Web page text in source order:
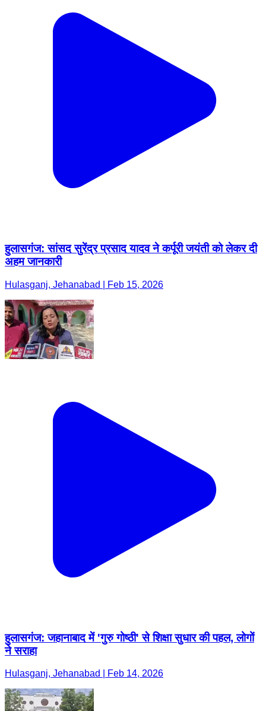
हुलासगंज: सांसद सुरेंद्र प्रसाद यादव ने कर्पूरी जयंती को लेकर दी
अहम जानकारी
Hulasganj, Jehanabad | Feb 15, 2026
हुलासगंज: जहानाबाद में 'गुरु गोष्ठी' से शिक्षा सुधार की पहल, लोगों
ने सराहा
Hulasganj, Jehanabad | Feb 14, 2026